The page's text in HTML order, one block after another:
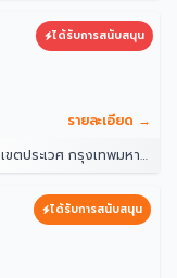
ได้รับการสนับสนุน
รายละเอียด →
วศ กรุงเทพมหานคร 10250
ได้รับการสนับสนุน